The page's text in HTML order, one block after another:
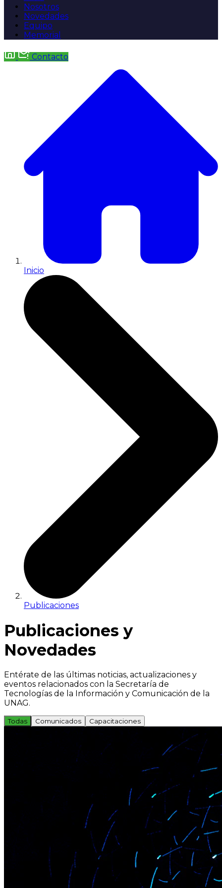
Nosotros
Novedades
Equipo
Memorial
Contacto
Inicio
Publicaciones
Publicaciones y
Novedades
Entérate de las últimas noticias, actualizaciones y
eventos relacionados con la Secretaría de
Tecnologías de la Información y Comunicación de la
UNAG.
Todas Comunicados Capacitaciones